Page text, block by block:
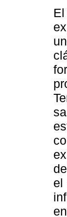
el